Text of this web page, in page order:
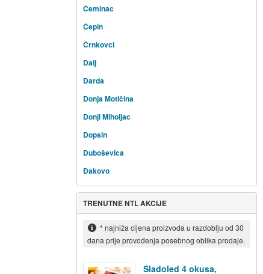
Čeminac
Čepin
Črnkovci
Dalj
Darda
Donja Motičina
Donji Miholjac
Dopsin
Duboševica
Đakovo
TRENUTNE NTL AKCIJE
* najniža cijena proizvoda u razdoblju od 30
dana prije provođenja posebnog oblika prodaje.
Sladoled 4 okusa,